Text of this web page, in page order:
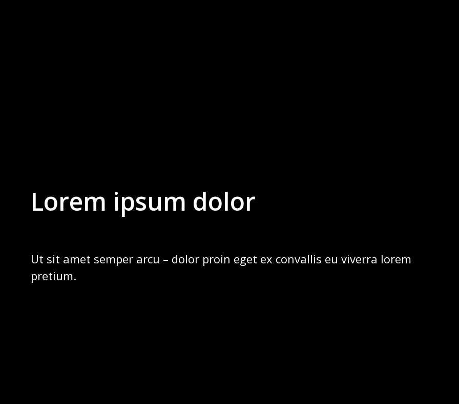
Lorem ipsum dolor
Ut sit amet semper arcu – dolor proin eget ex convallis eu viverra lorem
pretium.